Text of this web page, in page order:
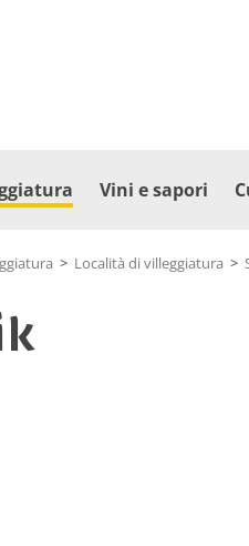
Vini e sapori
> Località di villeggiatura >